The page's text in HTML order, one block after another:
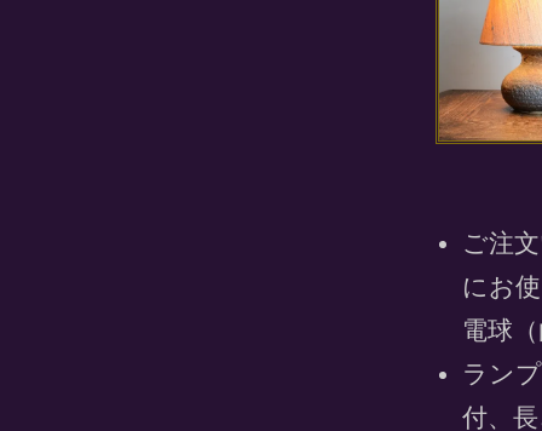
ご注
にお
電球
ラン
付、